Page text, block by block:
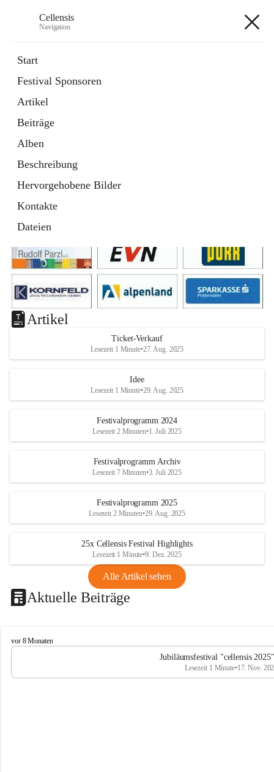
Cellensis
Navigation
Start
Festival Sponsoren
Artikel
Beiträge
Alben
Beschreibung
Hervorgehobene Bilder
Kontakte
Dateien
Festival Sponsoren
Artikel
Ticket-Verkauf
Lesezeit 1 Minute•27. Aug. 2025
Idee
Lesezeit 1 Minute•29. Aug. 2025
Festivalprogramm 2024
Lesezeit 2 Minuten•1. Juli 2025
Festivalprogramm Archiv
Lesezeit 7 Minuten•3. Juli 2025
Festivalprogramm 2025
Lesezeit 2 Minuten•29. Aug. 2025
25x Cellensis Festival Highlights
Lesezeit 1 Minute•9. Dez. 2025
Alle Artikel sehen
Aktuelle Beiträge
C
e
l
vor 8 Monaten
Jubiläumsfestival "cellensis
Lesezeit 1 Minute•17. Nov.